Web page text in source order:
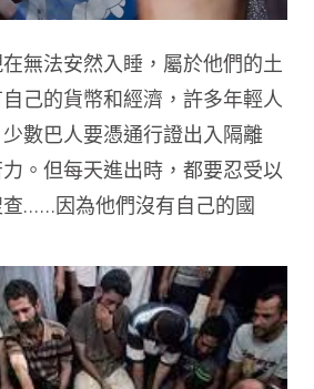
無法安然入睡，屬於他們的土
己的貨幣和經濟，許多年輕人
數巴人要憑通行證出入隔離
。但每天進出時，都要忍受以
……因為他們沒有自己的國